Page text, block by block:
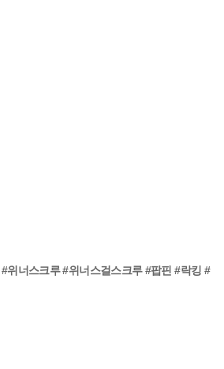
#위너스크루 #위너스걸스크루 #팝핀 #락킹 #